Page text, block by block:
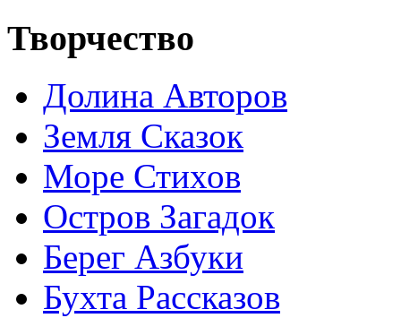
Творчество
Долина Авторов
Земля Сказок
Море Стихов
Остров Загадок
Берег Азбуки
Бухта Рассказов